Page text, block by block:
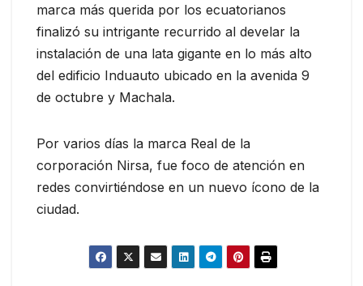
marca más querida por los ecuatorianos
finalizó su intrigante recurrido al develar la
instalación de una lata gigante en lo más alto
del edificio Induauto ubicado en la avenida 9
de octubre y Machala.
Por varios días la marca Real de la
corporación Nirsa, fue foco de atención en
redes convirtiéndose en un nuevo ícono de la
ciudad.